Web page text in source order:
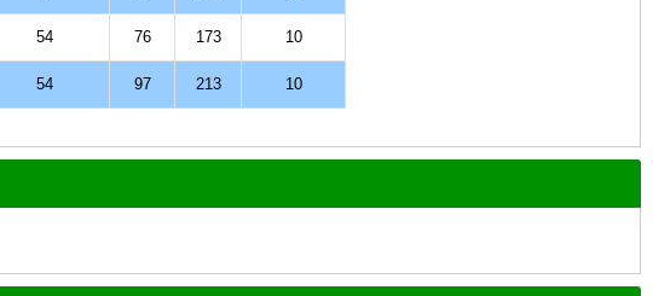
54 76 173 10
54 97 213 10